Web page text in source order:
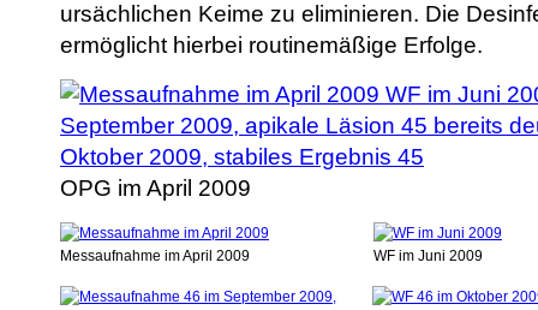
ursächlichen Keime zu eliminieren. Die
ermöglicht hierbei routinemäßige Erfolge.
OPG im April 2009
Messaufnahme im April 2009 WF im Juni 2009